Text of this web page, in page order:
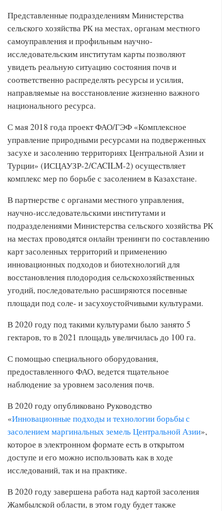
Представленные подразделениям Министерства
сельского хозяйства РК на местах, органам местного
самоуправления и профильным научно-
исследовательским институтам карты позволяют
увидеть реальную ситуацию состояния почв и
соответственно распределять ресурсы и усилия,
направляемые на восстановление жизненно важного
национального ресурса.
С мая 2018 года проект ФАО/ГЭФ «Комплексное
управление природными ресурсами на подверженных
засухе и засолению территориях Центральной Азии и
Турции» (ИСЦАУЗР-2/CACILM-2) осуществляет
комплекс мер по борьбе с засолением в Казахстане.
В партнерстве с органами местного управления,
научно-исследовательскими институтами и
подразделениями Министерства сельского хозяйства РК
на местах проводятся онлайн тренинги по составлению
карт засоленных территорий и применению
инновационных подходов и биотехнологий для
восстановления плодородия сельскохозяйственных
угодий, последовательно расширяются посевные
площади под соле- и засухоустойчивыми культурами.
В 2020 году под такими культурами было занято 5
гектаров, то в 2021 площадь увеличилась до 100 га.
С помощью специального оборудования,
предоставленного ФАО, ведется тщательное
наблюдение за уровнем засоления почв.
В 2020 году опубликовано Руководство
«Инновационные подходы и технологии борьбы с
засолением маргинальных земель Центральной Азии»,
которое в электронном формате есть в открытом
доступе и его можно использовать как в ходе
исследований, так и на практике.
В 2020 году завершена работа над картой засоления
Жамбылской области, в этом году будет также